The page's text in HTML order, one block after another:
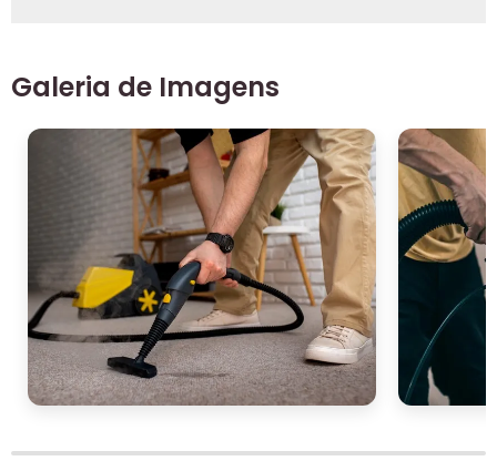
Galeria de Imagens